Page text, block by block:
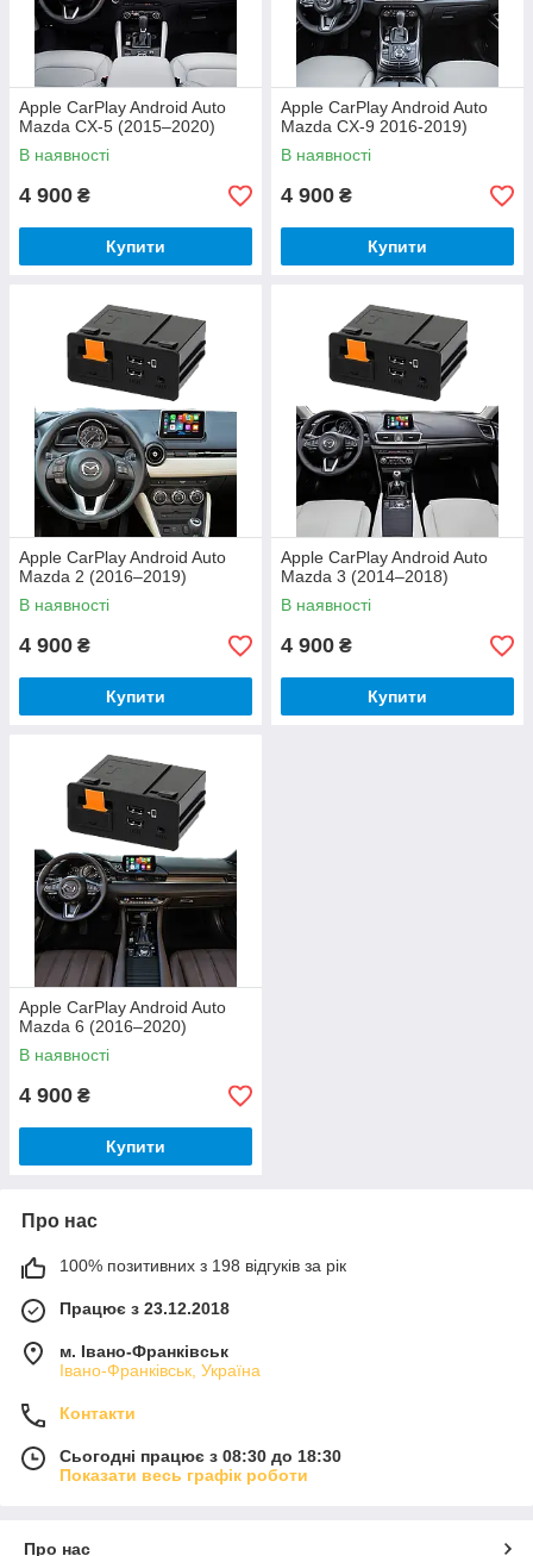
Apple CarPlay Android Auto
Mazda CX-5 (2015–2020)
В наявності
4 900 ₴
Купити
Apple CarPlay Android Auto
Mazda CX-9 2016-2019)
В наявності
4 900 ₴
Купити
Apple CarPlay Android Auto
Mazda 2 (2016–2019)
В наявності
4 900 ₴
Купити
Apple CarPlay Android Auto
Mazda 3 (2014–2018)
В наявності
4 900 ₴
Купити
Apple CarPlay Android Auto
Mazda 6 (2016–2020)
В наявності
4 900 ₴
Купити
Про нас
100% позитивних з 198 відгуків за рік
Працює з 23.12.2018
м. Івано-Франківськ
Івано-Франківськ, Україна
Контакти
Сьогодні працює з 08:30 до 18:30
Показати весь графік роботи
Про нас